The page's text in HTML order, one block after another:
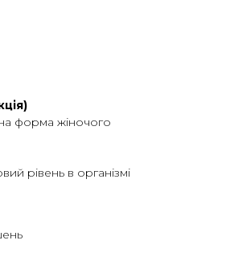
форма жіночого
рівень в організмі